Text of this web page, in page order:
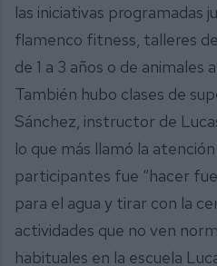
las iniciativas programadas
flamenco fitness, talleres
de 1 a 3 años o de animales
También hubo clases de
Sánchez, instructor de
lo que más llamó la
participantes fue “hacer
para el agua y tirar con la
actividades que no ven
habituales en la escuela